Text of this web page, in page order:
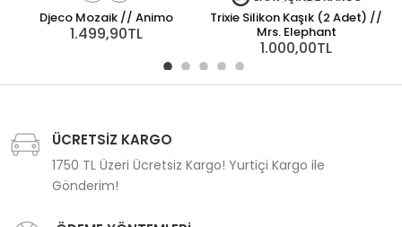
Djeco Mozaik // Animo
1.499,90TL
Trixie Silikon Kaşık (2 Adet) //
Mrs. Elephant
1.000,00TL
ÜCRETSİZ KARGO
1750 TL Üzeri Ücretsiz Kargo! Yurtiçi Kargo ile
Gönderim!